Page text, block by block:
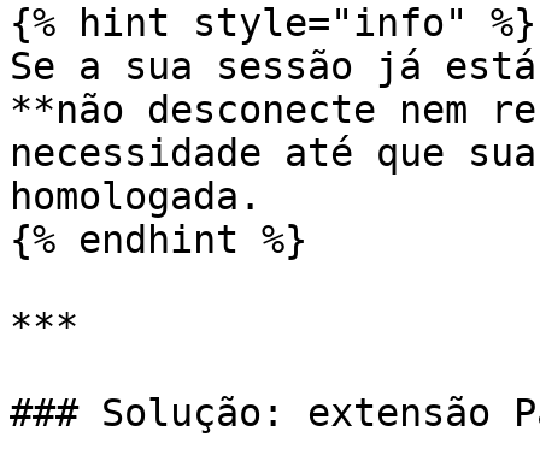
{% hint style="info" %}
Se a sua sessão já
**não desconecte nem
necessidade até que
homologada.
{% endhint %}
***
### Solução: extensão